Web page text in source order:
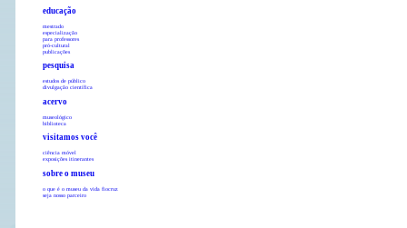
educação
mestrado
especialização
para professores
pró-cultural
publicações
pesquisa
estudos de público
divulgação científica
acervo
museológico
biblioteca
visitamos você
ciência móvel
exposições itinerantes
sobre o museu
o que é o museu da vida fiocruz
seja nosso parceiro